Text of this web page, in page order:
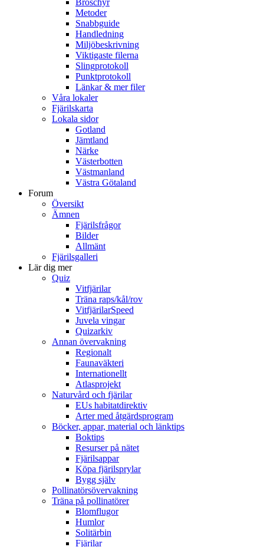
Metoder
Snabbguide
Handledning
Miljöbeskrivning
Viktigaste filerna
Slingprotokoll
Punktprotokoll
Länkar & mer filer
Våra lokaler
Fjärilskarta
Lokala sidor
Gotland
Jämtland
Närke
Västerbotten
Västmanland
Västra Götaland
Forum
Översikt
Ämnen
Fjärilsfrågor
Bilder
Allmänt
Fjärilsgalleri
Lär dig mer
Quiz
Vitfjärilar
Träna raps/kål/rov
VitfjärilarSpeed
Juvela vingar
Quizarkiv
Annan övervakning
Regionalt
Faunaväkteri
Internationellt
Atlasprojekt
Naturvård och fjärilar
EUs habitatdirektiv
Arter med åtgärdsprogram
Böcker, appar, material och länktips
Boktips
Resurser på nätet
Fjärilsappar
Köpa fjärilsprylar
Bygg själv
Pollinatörsövervakning
Träna på pollinatörer
Blomflugor
Humlor
Solitärbin
Fjärilar